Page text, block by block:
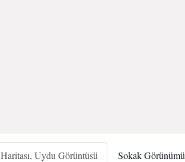
Haritası, Uydu Görüntüsü Sokak Görünümü